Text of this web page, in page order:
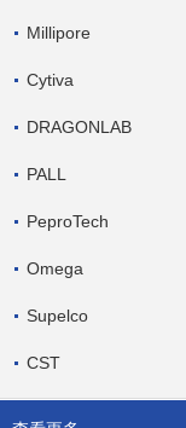
Millipore
Cytiva
DRAGONLAB
PALL
PeproTech
Omega
Supelco
CST